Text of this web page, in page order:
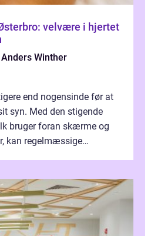
velvære i hjertet
Anders Winther
end nogensinde før at
syn. Med den stigende
bruger foran skærme og
kan regelmæssige